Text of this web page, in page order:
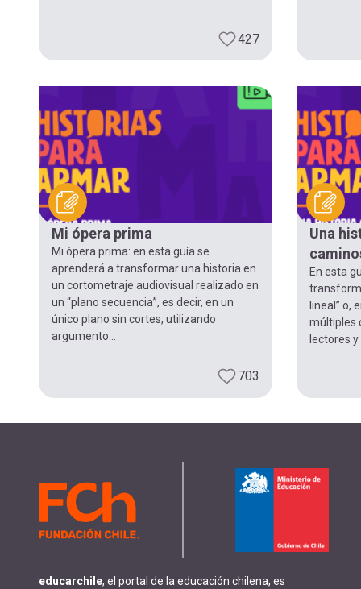
427
Mi ópera prima
Mi ópera prima: en esta guía se
aprenderá a transformar una historia en
un cortometraje audiovisual realizado en
un “plano secuencia”, es decir, en un
único plano sin cortes, utilizando
argumento...
703
Una
En esta
lineal” o,
múltiples
lectores
educarchile, el portal de la educación chilena, es